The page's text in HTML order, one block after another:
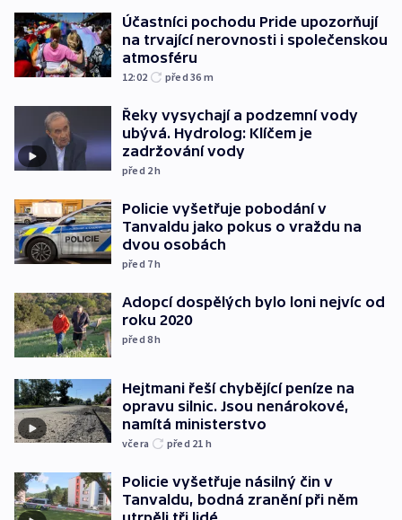
Účastníci pochodu Pride upozorňují
na trvající nerovnosti i společenskou
atmosféru
12:02 před 36 m
Řeky vysychají a podzemní vody
ubývá. Hydrolog: Klíčem je
zadržování vody
před 2h
Policie vyšetřuje pobodání v
Tanvaldu jako pokus o vraždu na
dvou osobách
před 7h
Adopcí dospělých bylo loni nejvíc od
roku 2020
před 8h
Hejtmani řeší chybějící peníze na
opravu silnic. Jsou nenárokové,
namítá ministerstvo
včera před 21 h
Policie vyšetřuje násilný čin v
Tanvaldu, bodná zranění při něm